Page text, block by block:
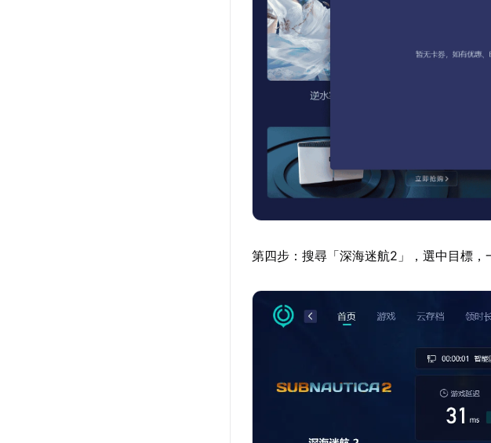
第四步：搜尋「深海迷航2」，選中目標